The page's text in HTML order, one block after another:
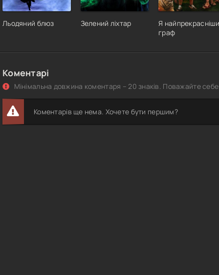
Льодяний блюз Зелений ліхтар
Я
граф
Коментарі
Мінімальна довжина коментаря – 20 знаків. Поважайте
Коментарів ще нема. Хочете бути першим?